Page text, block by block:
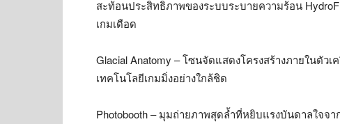
สะท้อนประสิทธิภาพของระบบระบายความร้อน
เกมเดือด
Glacial Anatomy – โซนจัดแสดงโครงสร้างภายในตัว
เทคโนโลยีเกมมิ่งอย่างใกล้ชิด
Photobooth – มุมถ่ายภาพสุดล้ำที่หยิบแรงบันดาลใจจา